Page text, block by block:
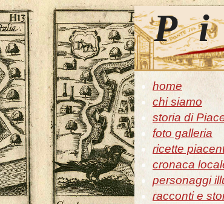
home
chi siamo
storia di
foto galleria
ricette
cronaca
personaggi
racconti e